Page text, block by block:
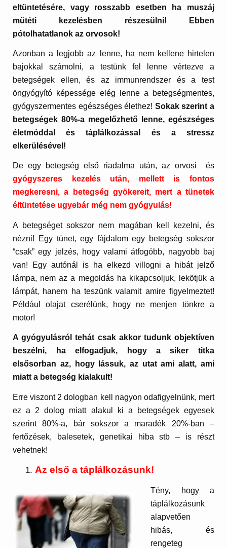
eltüntetésére, vagy rosszabb esetben ha muszáj
műtéti kezelésben részesülni! Ebben
pótolhatatlanok az orvosok!
Azonban a legjobb az lenne, ha nem kellene hirtelen
bajokkal számolni, a testünk fel lenne vértezve a
betegségek ellen, és az immunrendszer és a test
öngyógyító képessége elég lenne a betegségmentes,
gyógyszermentes egészséges élethez! Sokak szerint a
betegségek 80%-a megelőzhető lenne, egészséges
életmóddal és táplálkozással és a stressz
elkerülésével!
De egy betegség első riadalma után, az orvosi és
gyógyszeres kezelés után, mellett is fontos
megkeresni, a betegség gyökereit, mert a tünetek
éltüntetése ugyebár még nem gyógyulás!
A betegséget sokszor nem magában kell kezelni, és
nézni! Egy tünet, egy fájdalom egy betegség sokszor
“csak” egy jelzés, hogy valami átfogóbb, nagyobb baj
van! Egy autónál is ha elkezd villogni a hibát jelző
lámpa, nem az a megoldás ha kikapcsoljuk, lekötjük a
lámpát, hanem ha teszünk valamit amire figyelmeztet!
Például olajat cserélünk, hogy ne menjen tönkre a
motor!
A gyógyulásról tehát csak akkor tudunk objektíven
beszélni, ha elfogadjuk, hogy a siker titka
elsősorban az, hogy lássuk, az utat ami alatt, ami
miatt a betegség kialakult!
Erre viszont 2 dologban kell nagyon odafigyelnünk, mert
ez a 2 dolog miatt alakul ki a betegségek egyesek
szerint 80%-a, bár sokszor a maradék 20%-ban –
fertőzések, balesetek, genetikai hiba stb – is részt
vehetnek!
Az első a táplálkozásunk!
Tény, hogy a
táplálkozásunk
alapvetően
hibás, és
rengeteg